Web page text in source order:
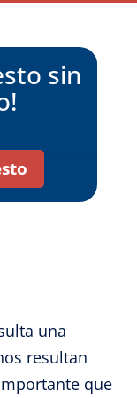
sin
una
resultan
que